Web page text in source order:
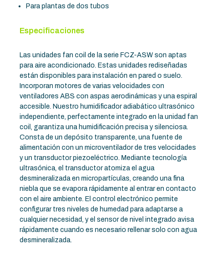
Para plantas de dos tubos
Especificaciones
Las unidades fan coil de la serie FCZ-ASW son aptas
para aire acondicionado. Estas unidades rediseñadas
están disponibles para instalación en pared o suelo.
Incorporan motores de varias velocidades con
ventiladores ABS con aspas aerodinámicas y una espiral
accesible. Nuestro humidificador adiabático ultrasónico
independiente, perfectamente integrado en la unidad fan
coil, garantiza una humidificación precisa y silenciosa.
Consta de un depósito transparente, una fuente de
alimentación con un microventilador de tres velocidades
y un transductor piezoeléctrico. Mediante tecnología
ultrasónica, el transductor atomiza el agua
desmineralizada en micropartículas, creando una fina
niebla que se evapora rápidamente al entrar en contacto
con el aire ambiente. El control electrónico permite
configurar tres niveles de humedad para adaptarse a
cualquier necesidad, y el sensor de nivel integrado avisa
rápidamente cuando es necesario rellenar solo con agua
desmineralizada.